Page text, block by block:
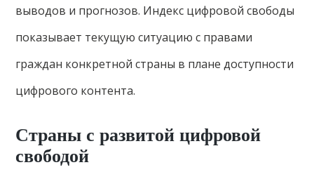
выводов и прогнозов. Индекс цифровой свободы
показывает текущую ситуацию с правами
граждан конкретной страны в плане доступности
цифрового контента.
Страны с развитой цифровой
свободой